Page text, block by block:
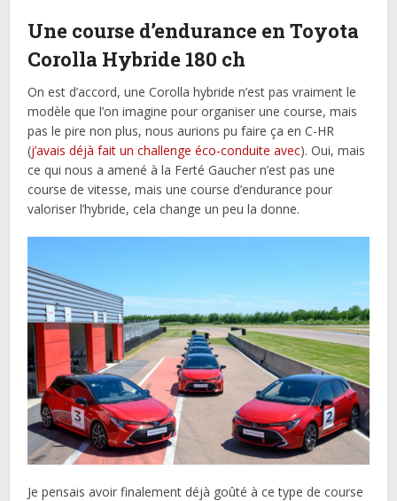
Une course d’endurance en Toyota
Corolla Hybride 180 ch
On est d’accord, une Corolla hybride n’est pas vraiment le
modèle que l’on imagine pour organiser une course, mais
pas le pire non plus, nous aurions pu faire ça en C-HR
(j’avais déjà fait un challenge éco-conduite avec). Oui, mais
ce qui nous a amené à la Ferté Gaucher n’est pas une
course de vitesse, mais une course d’endurance pour
valoriser l’hybride, cela change un peu la donne.
Je pensais avoir finalement déjà goûté à ce type de course